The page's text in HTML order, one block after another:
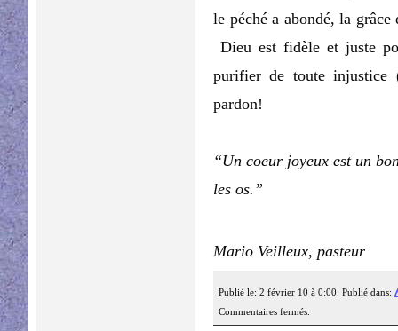
le péché a abondé, la
Dieu est fidèle et juste
purifier de toute
pardon!
“Un coeur joyeux est un
les os.”
Mario Veilleux, pasteur
Publié le: 2 février 10 à 0:00. Publié dans:
Commentaires fermés.